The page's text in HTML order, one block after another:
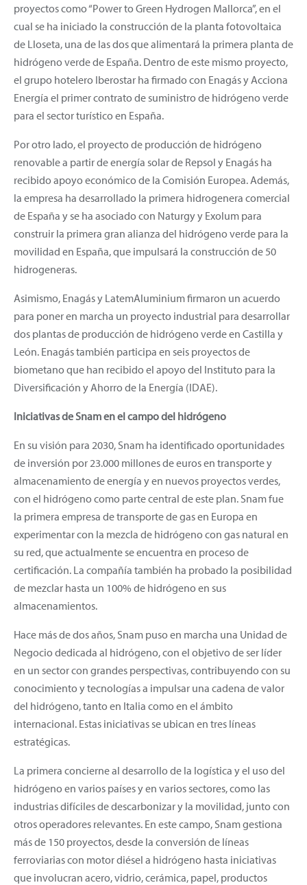
proyectos como “Power to Green Hydrogen Mallorca”, en el
cual se ha iniciado la construcción de la planta fotovoltaica
de Lloseta, una de las dos que alimentará la primera planta de
hidrógeno verde de España. Dentro de este mismo proyecto,
el grupo hotelero Iberostar ha firmado con Enagás y Acciona
Energía el primer contrato de suministro de hidrógeno verde
para el sector turístico en España.
Por otro lado, el proyecto de producción de hidrógeno
renovable a partir de energía solar de Repsol y Enagás ha
recibido apoyo económico de la Comisión Europea. Además,
la empresa ha desarrollado la primera hidrogenera comercial
de España y se ha asociado con Naturgy y Exolum para
construir la primera gran alianza del hidrógeno verde para la
movilidad en España, que impulsará la construcción de 50
hidrogeneras.
Asimismo, Enagás y LatemAluminium firmaron un acuerdo
para poner en marcha un proyecto industrial para desarrollar
dos plantas de producción de hidrógeno verde en Castilla y
León. Enagás también participa en seis proyectos de
biometano que han recibido el apoyo del Instituto para la
Diversificación y Ahorro de la Energía (IDAE).
Iniciativas de Snam en el campo del hidrógeno
En su visión para 2030, Snam ha identificado oportunidades
de inversión por 23.000 millones de euros en transporte y
almacenamiento de energía y en nuevos proyectos verdes,
con el hidrógeno como parte central de este plan. Snam fue
la primera empresa de transporte de gas en Europa en
experimentar con la mezcla de hidrógeno con gas natural en
su red, que actualmente se encuentra en proceso de
certificación. La compañía también ha probado la posibilidad
de mezclar hasta un 100% de hidrógeno en sus
almacenamientos.
Hace más de dos años, Snam puso en marcha una Unidad de
Negocio dedicada al hidrógeno, con el objetivo de ser líder
en un sector con grandes perspectivas, contribuyendo con su
conocimiento y tecnologías a impulsar una cadena de valor
del hidrógeno, tanto en Italia como en el ámbito
internacional. Estas iniciativas se ubican en tres líneas
estratégicas.
La primera concierne al desarrollo de la logística y el uso del
hidrógeno en varios países y en varios sectores, como las
industrias difíciles de descarbonizar y la movilidad, junto con
otros operadores relevantes. En este campo, Snam gestiona
más de 150 proyectos, desde la conversión de líneas
ferroviarias con motor diésel a hidrógeno hasta iniciativas
que involucran acero, vidrio, cerámica, papel, productos